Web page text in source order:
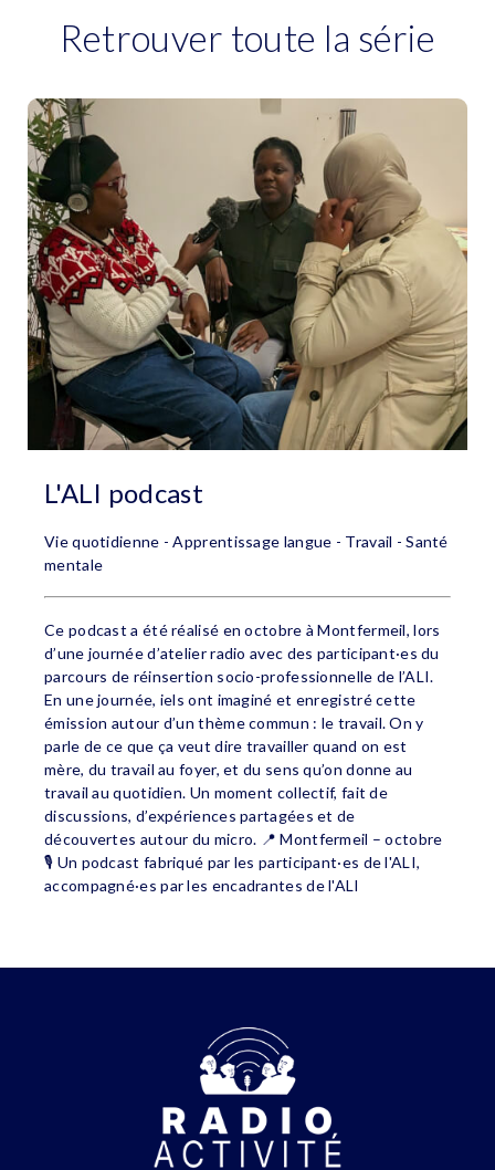
Retrouver toute la série
L'ALI podcast
Vie quotidienne - Apprentissage langue - Travail - Santé
mentale
Ce podcast a été réalisé en octobre à Montfermeil, lors
d’une journée d’atelier radio avec des participant·es du
parcours de réinsertion socio-professionnelle de l’ALI.
En une journée, iels ont imaginé et enregistré cette
émission autour d’un thème commun : le travail. On y
parle de ce que ça veut dire travailler quand on est
mère, du travail au foyer, et du sens qu’on donne au
travail au quotidien. Un moment collectif, fait de
discussions, d’expériences partagées et de
découvertes autour du micro. 📍 Montfermeil – octobre
🎙️ Un podcast fabriqué par les participant·es de l'ALI,
accompagné·es par les encadrantes de l'ALI